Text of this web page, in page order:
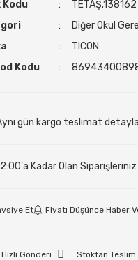
TETAŞ.138162
Diğer Okul
TICON
Kodu
gün kargo teslimat
Kadar Olan Siparişleriniz
Et Fiyatı Düşünce Haber
Hızlı Gönderi Stoktan Teslim